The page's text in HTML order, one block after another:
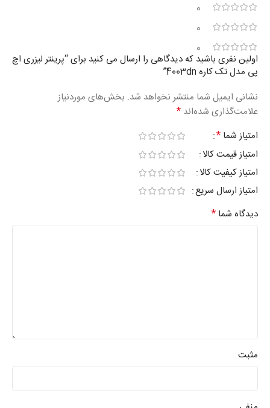
0
0
0
اولین نفری باشید که دیدگاهی را ارسال می کنید برای “پرینتر لیزری اچ
پی مدل تک کاره 4003dn”
نشانی ایمیل شما منتشر نخواهد شد. بخش‌های موردنیاز
علامت‌گذاری شده‌اند *
امتیاز شما *
امتیاز قیمت کالا
امتیاز کیفیت کالا
امتیاز ارسال سریع
دیدگاه شما *
مثبت